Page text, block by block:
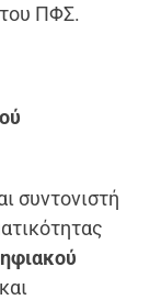
ΠΦΣ.
συντονιστή